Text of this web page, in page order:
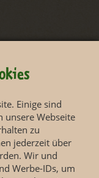
Einige sind
unsere Webseite
zu
jederzeit über
Wir und
Werbe-IDs, um